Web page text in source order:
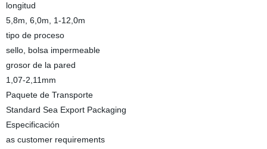
longitud
5,8m, 6,0m, 1-12,0m
tipo de proceso
sello, bolsa impermeable
grosor de la pared
1,07-2,11mm
Paquete de Transporte
Standard Sea Export Packaging
Especificación
as customer requirements